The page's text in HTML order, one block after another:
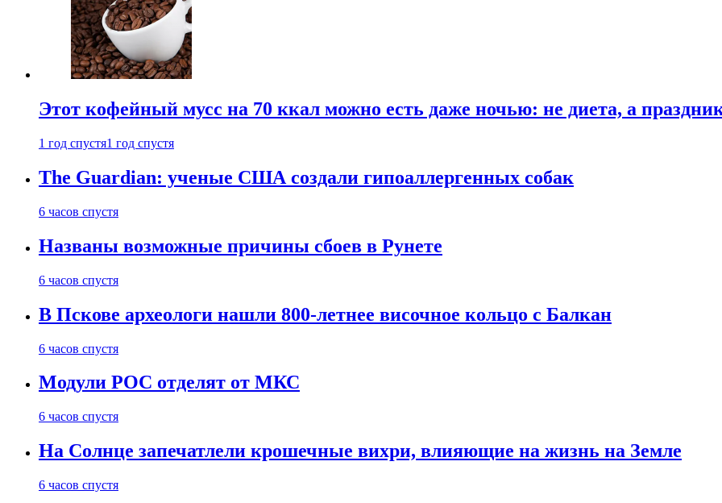
Этот кофейный мусс на 70 ккал можно есть даже ночью: не диета, а
1 год спустя1 год спустя
The Guardian: ученые США создали гипоаллергенных собак
6 часов спустя
Названы возможные причины сбоев в Рунете
6 часов спустя
В Пскове археологи нашли 800-летнее височное кольцо с Балкан
6 часов спустя
Модули РОС отделят от МКС
6 часов спустя
На Солнце запечатлели крошечные вихри, влияющие на жизнь на Земле
6 часов спустя